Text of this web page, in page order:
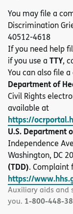
You may file a
Discrimination
40512-4618
If you need help
if you use a TTY,
You can also file
Department of
Civil Rights
available at
https://
U.S. Department
Independence
Washington, DC
(TDD). Complaint
https://
Auxiliary aids and
you. 1-800-448-